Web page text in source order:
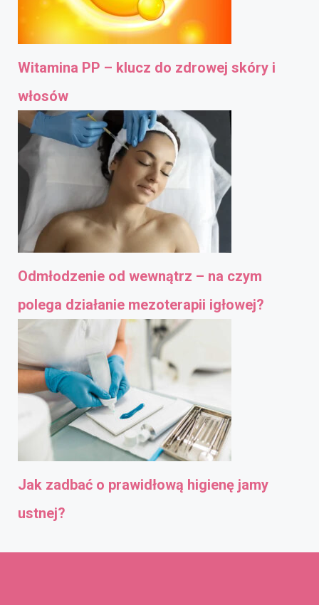
Witamina PP – klucz do zdrowej skóry i
włosów
Odmłodzenie od wewnątrz – na czym
polega działanie mezoterapii igłowej?
Jak zadbać o prawidłową higienę jamy
ustnej?